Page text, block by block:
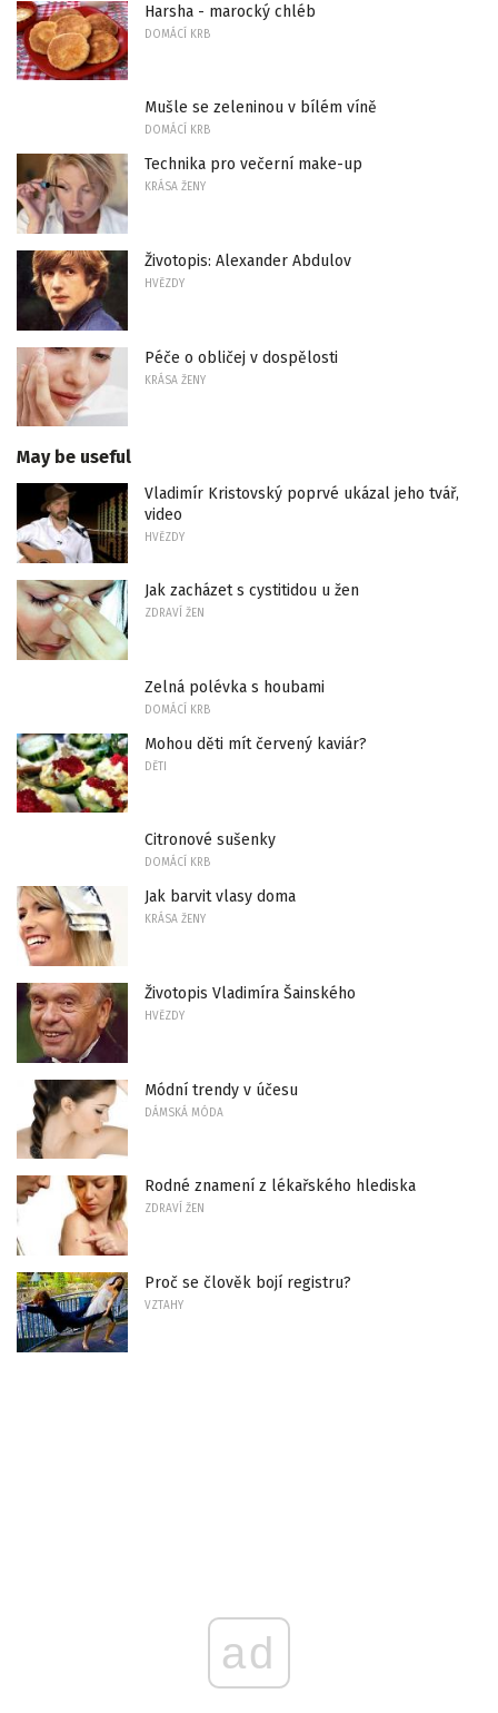
Harsha - marocký chléb
DOMÁCÍ KRB
Mušle se zeleninou v bílém víně
DOMÁCÍ KRB
Technika pro večerní make-up
KRÁSA ŽENY
Životopis: Alexander Abdulov
HVĚZDY
Péče o obličej v dospělosti
KRÁSA ŽENY
May be useful
Vladimír Kristovský poprvé ukázal jeho tvář,
video
HVĚZDY
Jak zacházet s cystitidou u žen
ZDRAVÍ ŽEN
Zelná polévka s houbami
DOMÁCÍ KRB
Mohou děti mít červený kaviár?
DĚTI
Citronové sušenky
DOMÁCÍ KRB
Jak barvit vlasy doma
KRÁSA ŽENY
Životopis Vladimíra Šainského
HVĚZDY
Módní trendy v účesu
DÁMSKÁ MÓDA
Rodné znamení z lékařského hlediska
ZDRAVÍ ŽEN
Proč se člověk bojí registru?
VZTAHY
ad